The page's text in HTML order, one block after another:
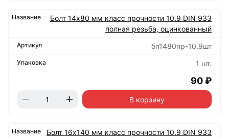
Болт 14х80 мм класс прочности 10.9 DIN 933
полная резьба, оцинкованный
бп1480пр-10.9шт
1 шт.
90 ₽
В корзину
Болт 16х140 мм класс прочности 10.9 DIN 933